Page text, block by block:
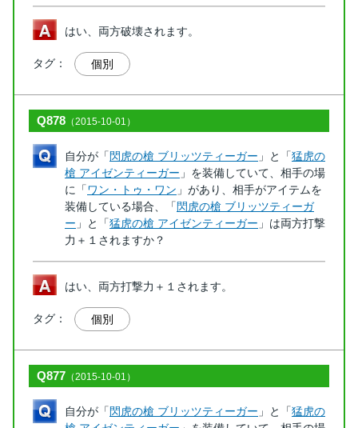
はい、両方破壊されます。
タグ： 個別
Q878 （2015-10-01）
自分が「閃虎の槍 ブリッツティーガー 」と「猛虎の
槍 アイゼンティーガー 」を装備していて、相手の場
に「ワン・トゥ・ワン 」があり、相手がアイテムを
装備している場合、「閃虎の槍 ブリッツティーガ
ー 」と「猛虎の槍 アイゼンティーガー 」は両方打撃
力＋１されますか？
はい、両方打撃力＋１されます。
タグ： 個別
Q877 （2015-10-01）
自分が「閃虎の槍 ブリッツティーガー 」と「猛虎の